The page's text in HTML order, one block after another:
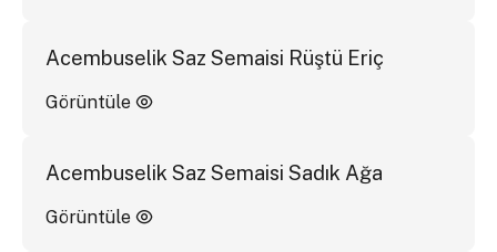
Acembuselik Saz Semaisi Rüştü Eriç
Görüntüle
Acembuselik Saz Semaisi Sadık Ağa
Görüntüle